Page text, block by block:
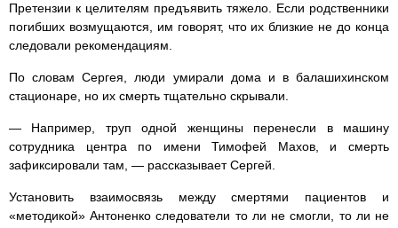
Претензии к целителям предъявить тяжело. Если родственники
погибших возмущаются, им говорят, что их близкие не до конца
следовали рекомендациям.
По словам Сергея, люди умирали дома и в балашихинском
стационаре, но их смерть тщательно скрывали.
— Например, труп одной женщины перенесли в машину
сотрудника центра по имени Тимофей Махов, и смерть
зафиксировали там, — рассказывает Сергей.
Установить взаимосвязь между смертями пациентов и
«методикой» Антоненко следователи то ли не смогли, то ли не